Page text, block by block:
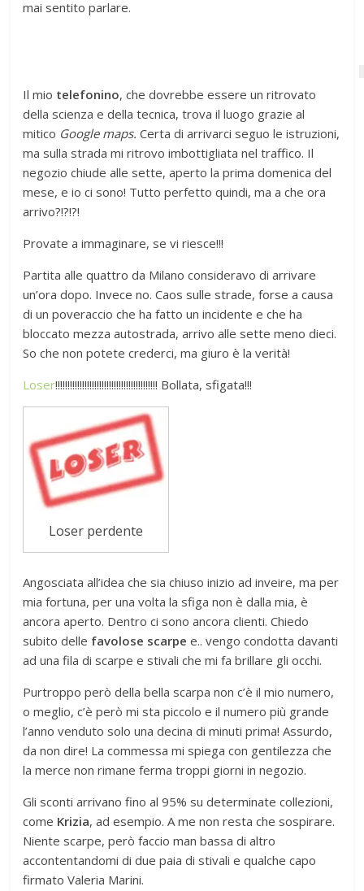
mai sentito parlare.
Il mio telefonino, che dovrebbe essere un ritrovato
della scienza e della tecnica, trova il luogo grazie al
mitico Google maps. Certa di arrivarci seguo le istruzioni,
ma sulla strada mi ritrovo imbottigliata nel traffico. Il
negozio chiude alle sette, aperto la prima domenica del
mese, e io ci sono! Tutto perfetto quindi, ma a che ora
arrivo?!?!?!
Provate a immaginare, se vi riesce!!!
Partita alle quattro da Milano consideravo di arrivare
un’ora dopo. Invece no. Caos sulle strade, forse a causa
di un poveraccio che ha fatto un incidente e che ha
bloccato mezza autostrada, arrivo alle sette meno dieci.
So che non potete crederci, ma giuro è la verità!
Loser!!!!!!!!!!!!!!!!!!!!!!!!!!!!!!!!!!!!!!!!!! Bollata, sfigata!!!
Loser perdente
Angosciata all’idea che sia chiuso inizio ad inveire, ma per
mia fortuna, per una volta la sfiga non è dalla mia, è
ancora aperto. Dentro ci sono ancora clienti. Chiedo
subito delle favolose scarpe e.. vengo condotta davanti
ad una fila di scarpe e stivali che mi fa brillare gli occhi.
Purtroppo però della bella scarpa non c’è il mio numero,
o meglio, c’è però mi sta piccolo e il numero più grande
l’anno venduto solo una decina di minuti prima! Assurdo,
da non dire! La commessa mi spiega con gentilezza che
la merce non rimane ferma troppi giorni in negozio.
Gli sconti arrivano fino al 95% su determinate collezioni,
come Krizia, ad esempio. A me non resta che sospirare.
Niente scarpe, però faccio man bassa di altro
accontentandomi di due paia di stivali e qualche capo
firmato Valeria Marini.